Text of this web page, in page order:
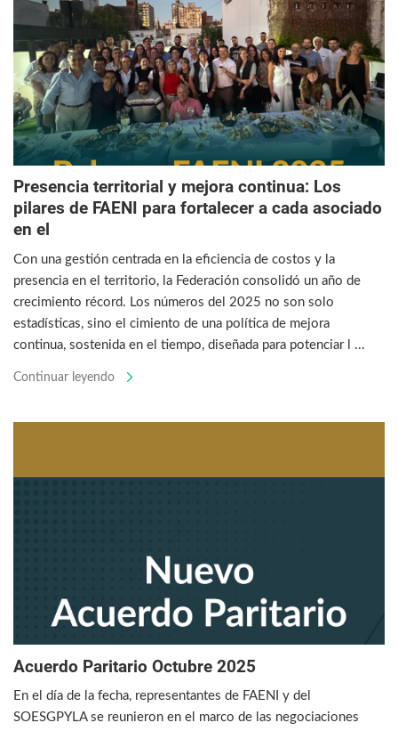
Presencia territorial y mejora continua: Los
pilares de FAENI para fortalecer a cada asociado
en el
Con una gestión centrada en la eficiencia de costos y la
presencia en el territorio, la Federación consolidó un año de
crecimiento récord. Los números del 2025 no son solo
estadísticas, sino el cimiento de una política de mejora
continua, sostenida en el tiempo, diseñada para potenciar l ...
Continuar leyendo
Acuerdo Paritario Octubre 2025
En el día de la fecha, representantes de FAENI y del
SOESGPYLA se reunieron en el marco de las negociaciones